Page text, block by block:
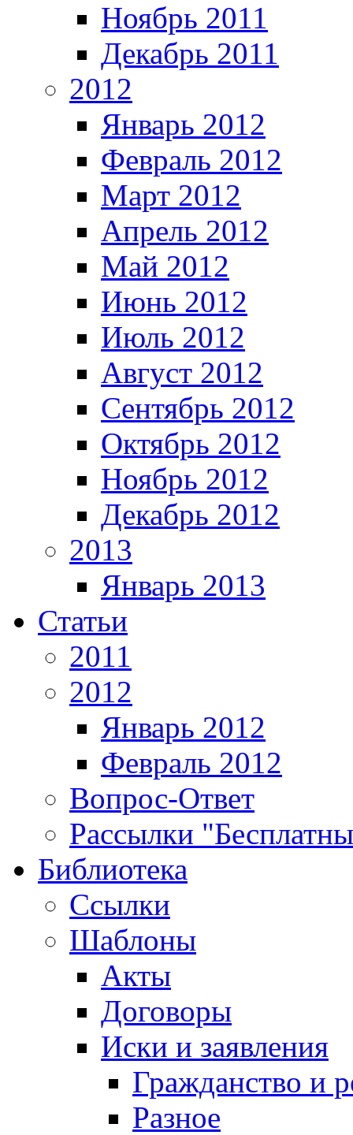
Ноябрь 2011
Декабрь 2011
2012
Январь 2012
Февраль 2012
Март 2012
Апрель 2012
Май 2012
Июнь 2012
Июль 2012
Август 2012
Сентябрь 2012
Октябрь 2012
Ноябрь 2012
Декабрь 2012
2013
Январь 2013
Статьи
2011
2012
Январь 2012
Февраль 2012
Вопрос-Ответ
Рассылки
Библиотека
Ссылки
Шаблоны
Акты
Договоры
Иски и заявления
Гражданство и
Разное